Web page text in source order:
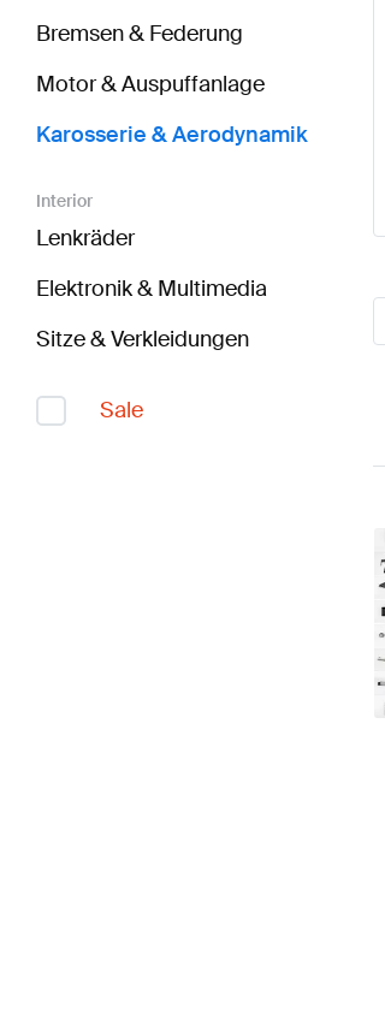
Bremsen & Federung
Motor & Auspuffanlage
Karosserie & Aerodynamik
Interior
Lenkräder
Elektronik & Multimedia
Sitze & Verkleidungen
Sale